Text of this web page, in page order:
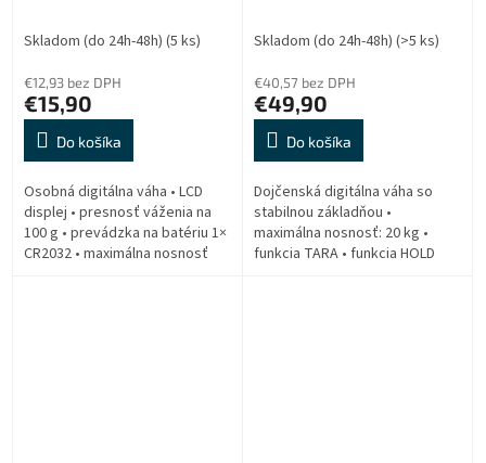
Skladom (do 24h-48h) (5 ks)
€12,93 bez DPH
€15,90
Do košíka
Osobná digitálna váha • LCD
displej • presnosť váženia na
100 g • prevádzka na batériu 1×
CR2032 • maximálna nosnosť
Skladom (do 24h-48h) (>5 ks)
€40,57 bez DPH
€49,90
Do košíka
Dojčenská digitálna váha so
stabilnou základňou •
maximálna nosnosť: 20 kg •
funkcia TARA • funkcia HOLD